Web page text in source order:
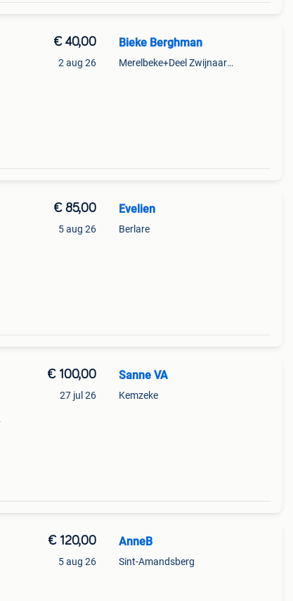
€ 40,00
2 aug 26
Bieke Berghman
Merelbeke+Deel Zwijnaarde
€ 85,00
5 aug 26
Evelien
Berlare
€ 100,00
27 jul 26
Sanne VA
Kemzeke
€ 120,00
5 aug 26
AnneB
Sint-Amandsberg